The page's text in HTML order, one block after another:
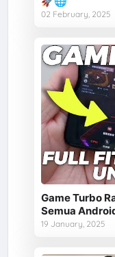
02 February, 2025
Game Turbo
Semua
19 January, 2025